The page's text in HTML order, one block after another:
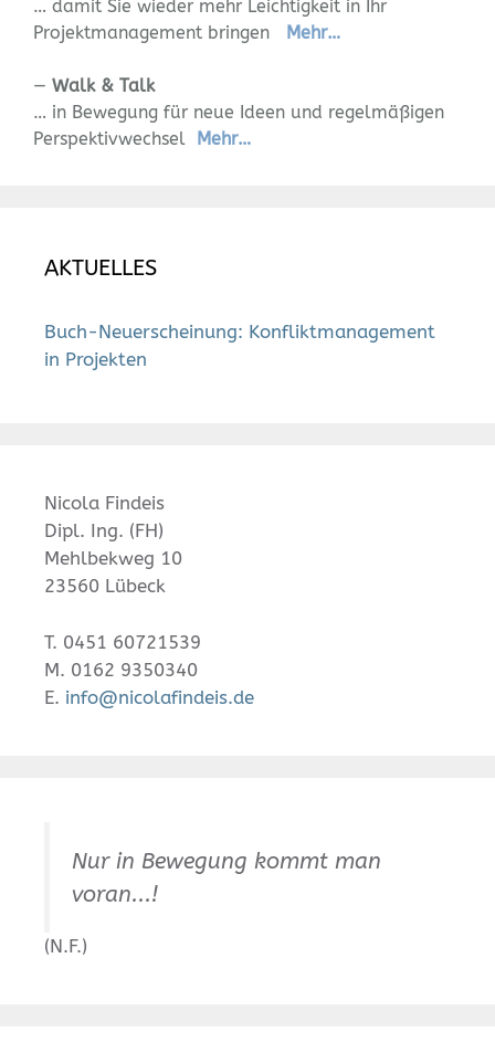
… damit Sie wieder mehr Leichtigkeit in Ihr
Projektmanagement bringen
Mehr…
— Walk & Talk
… in Bewegung für neue Ideen und regelmäßigen
Perspektivwechsel Mehr…
AKTUELLES
Buch-Neuerscheinung: Konfliktmanagement
in Projekten
Nicola Findeis
Dipl. Ing. (FH)
Mehlbekweg 10
23560 Lübeck
T. 0451 60721539
M. 0162 9350340
E. info@nicolafindeis.de
Nur in Bewegung kommt man
voran...!
(N.F.)